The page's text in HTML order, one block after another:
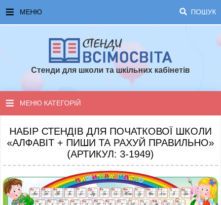
МЕНЮ ПОШУК
ЧАСТІ ЗАПИТАННЯ ТА ВІДПОВІДІ
ТОПОВІ ПРОПОЗИЦІЇ
Стенди для школи та шкільних кабінетів
МЕНЮ КАТЕГОРІЙ
СТЕНДИ ДЛЯ НУШ
СТЕНДИ ДЛЯ ПОЧАТКОВОЇ ШКОЛИ
СТЕНДИ ДЛЯ КАБІНЕТІВ
СТЕНДИ ДЛЯ ШКОЛИ
НАБІР СТЕНДІВ ДЛЯ ПОЧАТКОВОЇ ШКОЛИ
«АЛФАВІТ + ПИШИ ТА РАХУЙ ПРАВИЛЬНО»
(АРТИКУЛ: 3-1949)